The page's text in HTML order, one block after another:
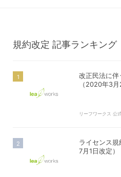
規約改定 記事ランキング
改正民法に
（2020年3月
リーフワークス 公
ライセンス
7月1日改定）